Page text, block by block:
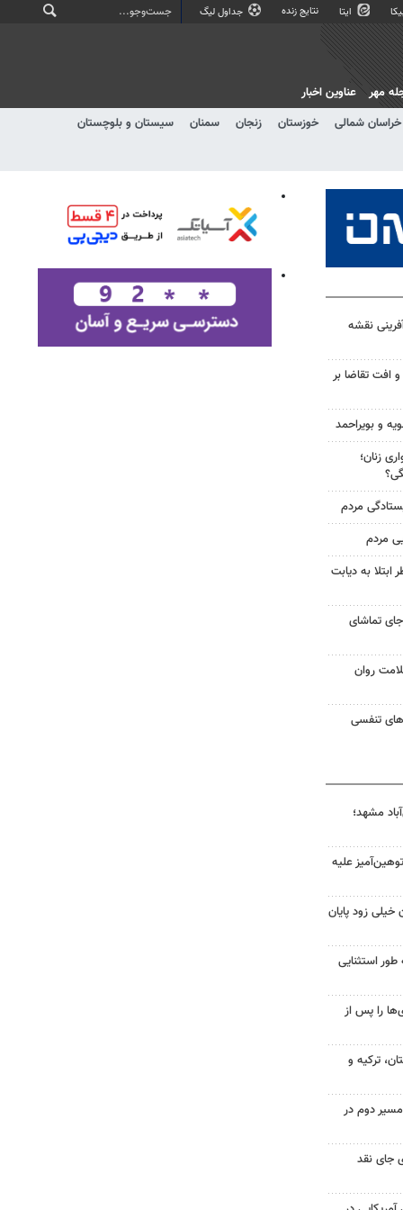
ایتا نتایج زنده جداول لیگ
خراسان شمالی خوزستان زنجان سمنان
سیستان و بلوچستان
مهر عناوین اخبار
نقشه
افت تقاضا بر
و بویراحمد
زنان؛
مردم
مردم
به دیابت
تماشای
روان
تنفسی
مشهد؛
علیه
خیلی زود پایان
طور استثنایی
را پس از
ترکیه و
دوم در
جای نقد